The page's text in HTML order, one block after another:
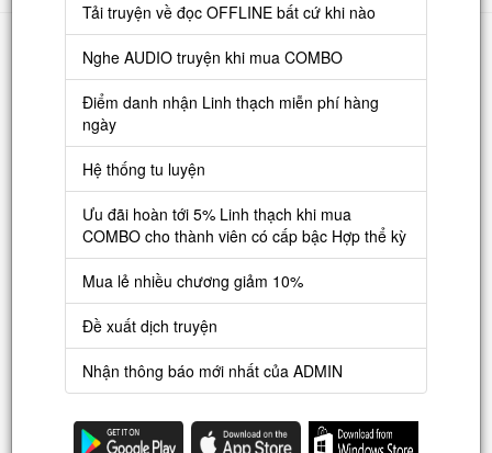
Danh sách
Truyện mới
Truyện Hot
Truyện Full
Truyện Dịch Miễn Phí
Thao tác
Đăng ký tài khoản
Danh sách combo
Nguời dùng
Lưu ý trên web
Tải truyện về đọc OFFLINE bất cứ khi nào
Nghe AUDIO truyện khi mua COMBO
Điểm danh nhận Linh thạch miễn phí hàng
ngày
Hệ thống tu luyện
Ưu đãi hoàn tới 5% Linh thạch khi mua
COMBO cho thành viên có cấp bậc Hợp thể kỳ
Mua lẻ nhiều chương giảm 10%
Đề xuất dịch truyện
Nhận thông báo mới nhất của ADMIN